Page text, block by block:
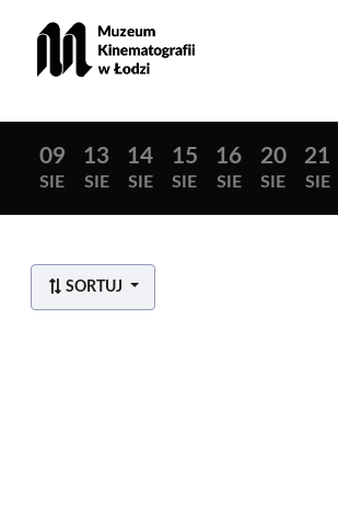
09
SIE
13
SIE
14
SIE
15
SIE
16
SIE
20
SIE
21
SIE
SORTUJ